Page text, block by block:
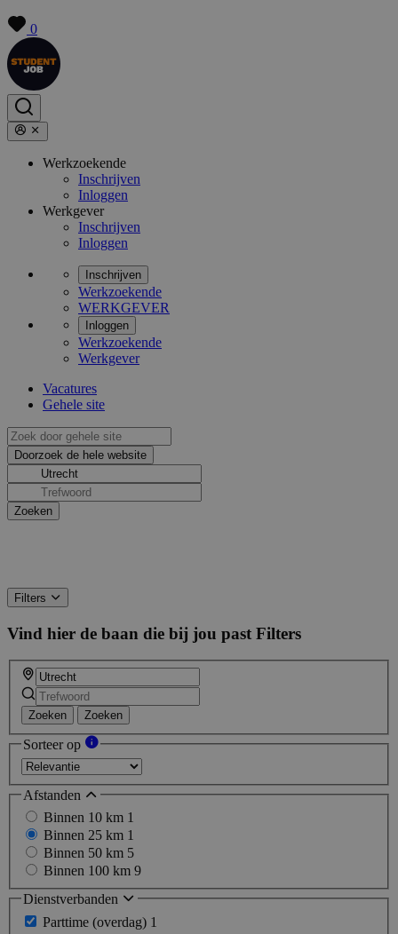
0
Werkzoekende
Inschrijven
Inloggen
Werkgever
Inschrijven
Inloggen
Inschrijven
Werkzoekende
WERKGEVER
Inloggen
Werkzoekende
Werkgever
Vacatures
Gehele site
Filters
Vind hier de baan die bij jou past Filters
Zoeken Zoeken
Sorteer op
Afstanden
Binnen 10 km 1
Binnen 25 km 1
Binnen 50 km 5
Binnen 100 km 9
Dienstverbanden
Parttime (overdag) 1